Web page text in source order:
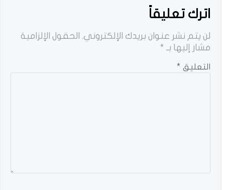
اترك تعليقاً
لن يتم نشر عنوان بريدك الإلكتروني. الحقول الإلزامية
مشار إليها بـ *
التعليق *